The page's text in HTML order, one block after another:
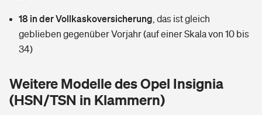
Tools
Wer versichert was: Jetzt Versicherer finden
Handyversicherung
Musikinstrumentenversicherung
Sie haben Fragen?
18 in der Vollkaskoversicherung das ist gleich
geblieben gegenüber Vorjahr (auf einer Skala von 10 bis
34)
Weitere Modelle des Opel Insignia
(HSN/TSN in Klammern)